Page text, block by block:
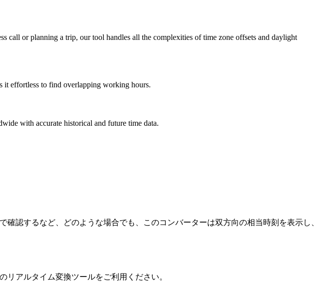
call or planning a trip, our tool handles all the complexities of time zone offsets and daylight
it effortless to find overlapping working hours.
with accurate historical and future time data.
認するなど、どのような場合でも、このコンバーターは双方向の相当時刻を表示し、
アルタイム変換ツールをご利用ください。